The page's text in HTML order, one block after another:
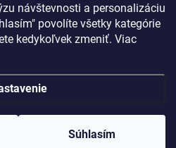
návštevnosti a personalizáciu
povolíte všetky kategórie
kedykoľvek zmeniť. Viac
Súhlasím